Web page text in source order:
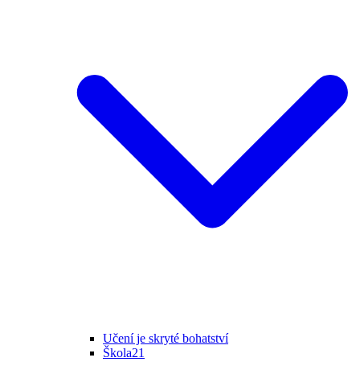
Učení je skryté bohatství
Škola21